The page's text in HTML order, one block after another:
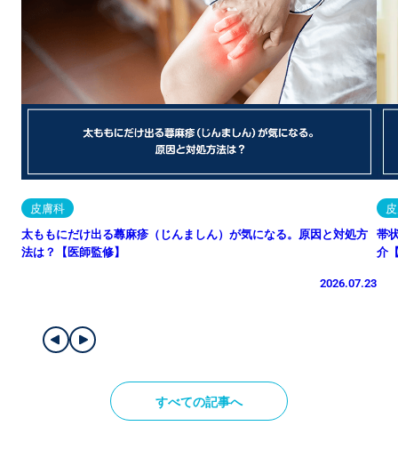
皮膚科
太ももにだけ出る蕁麻疹（じんましん）が気になる。原因と対処方
法は？【医師監修】
2026.07.23
帯
介
すべての記事へ